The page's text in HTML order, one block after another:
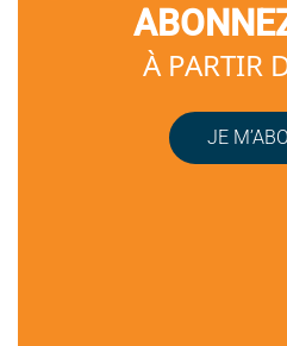
À PARTIR
JE